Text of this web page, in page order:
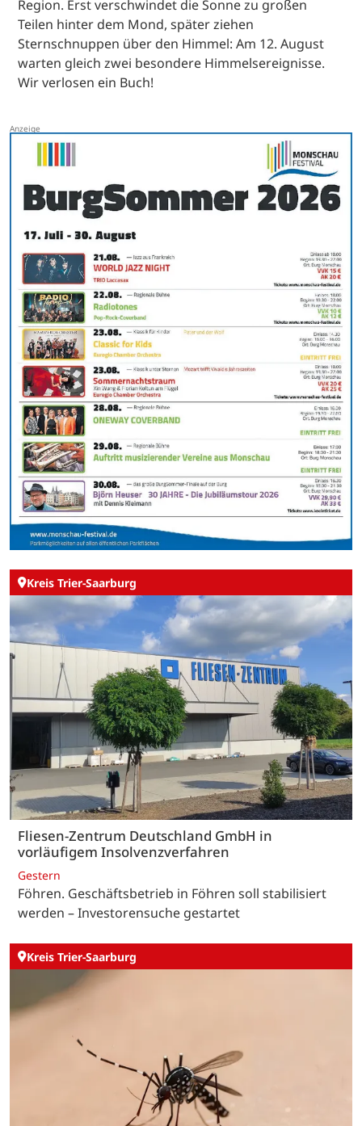
Region. Erst verschwindet die Sonne zu großen
Teilen hinter dem Mond, später ziehen
Sternschnuppen über den Himmel: Am 12. August
warten gleich zwei besondere Himmelsereignisse.
Wir verlosen ein Buch!
Kreis Trier-Saarburg
Fliesen-Zentrum Deutschland GmbH in
vorläufigem Insolvenzverfahren
Gestern
Föhren. Geschäftsbetrieb in Föhren soll stabilisiert
werden – Investorensuche gestartet
Kreis Trier-Saarburg